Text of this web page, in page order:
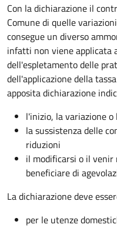
Con la dichiarazione il
Comune di quelle
consegue un diverso
infatti non viene applicata
dell'espletamento delle
dell'applicazione della
apposita dichiarazione
l'inizio, la variazione o
la sussistenza delle
riduzioni
il modificarsi o il venir
beneficiare di
La dichiarazione deve
per le utenze